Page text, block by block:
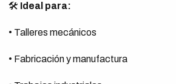
🛠️ Ideal para:
• Talleres mecánicos
• Fabricación y manufactura